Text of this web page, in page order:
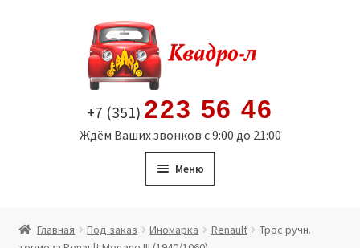
содержимому
+7 (351) 223 56 46
Ждём Ваших звонков с 9:00 до 21:00
Меню
Главная Под заказ Иномарка Renault
Трос ручн.